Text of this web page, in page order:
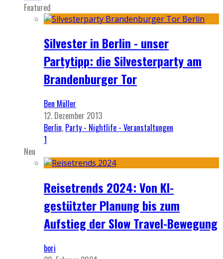
Featured
Silvester in Berlin - unser
Partytipp: die Silvesterparty am
Brandenburger Tor
Ben Müller
12. Dezember 2013
Berlin, Party - Nightlife - Veranstaltungen
1
Neu
Reisetrends 2024: Von KI-
gestützter Planung bis zum
Aufstieg der Slow Travel-Bewegung
bori